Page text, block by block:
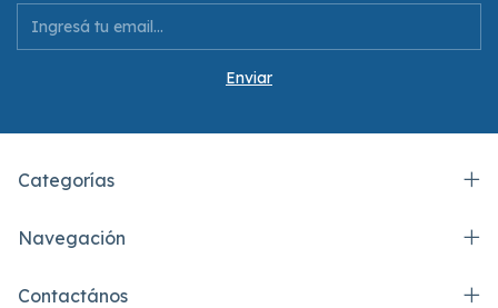
Categorías
Navegación
Contactános